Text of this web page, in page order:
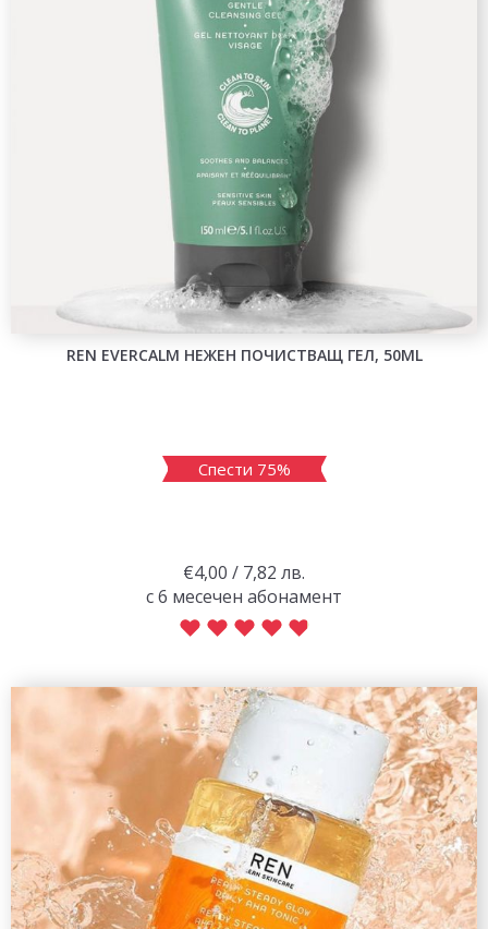
REN EVERCALM НЕЖЕН ПОЧИСТВАЩ ГЕЛ, 50ML
Спести 75%
€4,00 / 7,82 лв.
с 6 месечен абонамент